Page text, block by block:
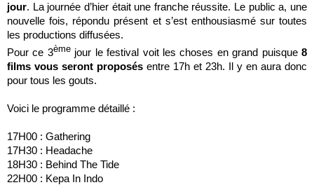
jour. La journée d’hier était une franche réussite. Le public a, une
nouvelle fois, répondu présent et s’est enthousiasmé sur toutes
les productions diffusées.
Pour ce 3èmejour le festival voit les choses en grand puisque8
films vous seront proposés entre 17h et 23h. Il y en aura donc
pour tous les gouts.
Voici le programme détaillé :
17H00 : Gathering
17H30 : Headache
18H30 : Behind The Tide
22H00 : Kepa In Indo